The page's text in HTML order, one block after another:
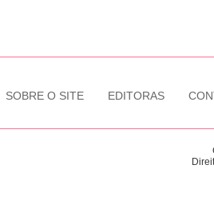
SOBRE O SITE EDITORAS